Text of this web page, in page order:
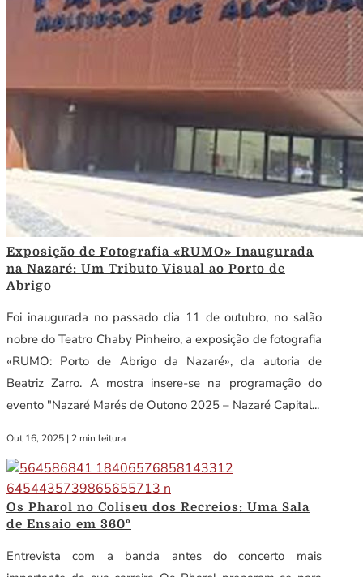
Exposição de Fotografia «RUMO» Inaugurada
na Nazaré: Um Tributo Visual ao Porto de
Abrigo
Foi inaugurada no passado dia 11 de outubro, no salão
nobre do Teatro Chaby Pinheiro, a exposição de fotografia
«RUMO: Porto de Abrigo da Nazaré», da autoria de
Beatriz Zarro. A mostra insere-se na programação do
evento "Nazaré Marés de Outono 2025 – Nazaré Capital...
Out 16, 2025 | 2 min leitura
Os Pharol no Coliseu dos Recreios: Uma Sala
de Ensaio em 360º
Entrevista com a banda antes do concerto mais